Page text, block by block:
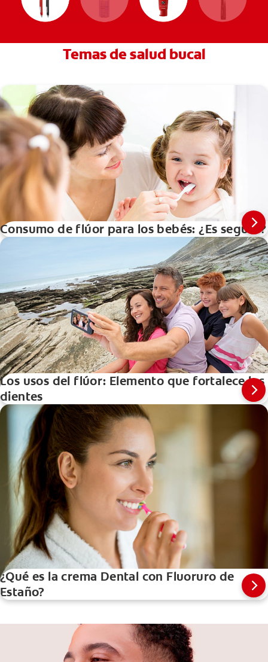
Temas de salud bucal
Consumo de flúor para los bebés: ¿Es seguro?
Los usos del flúor: Elemento que fortalece los
dientes
¿Qué es la crema Dental con Fluoruro de
Estaño?